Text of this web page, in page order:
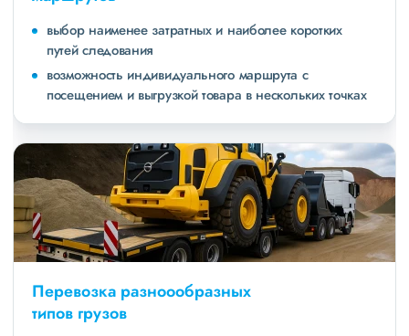
выбор наименее затратных и наиболее коротких
путей следования
возможность индивидуального маршрута с
посещением и выгрузкой товара в нескольких точках
Перевозка разноообразных
типов грузов